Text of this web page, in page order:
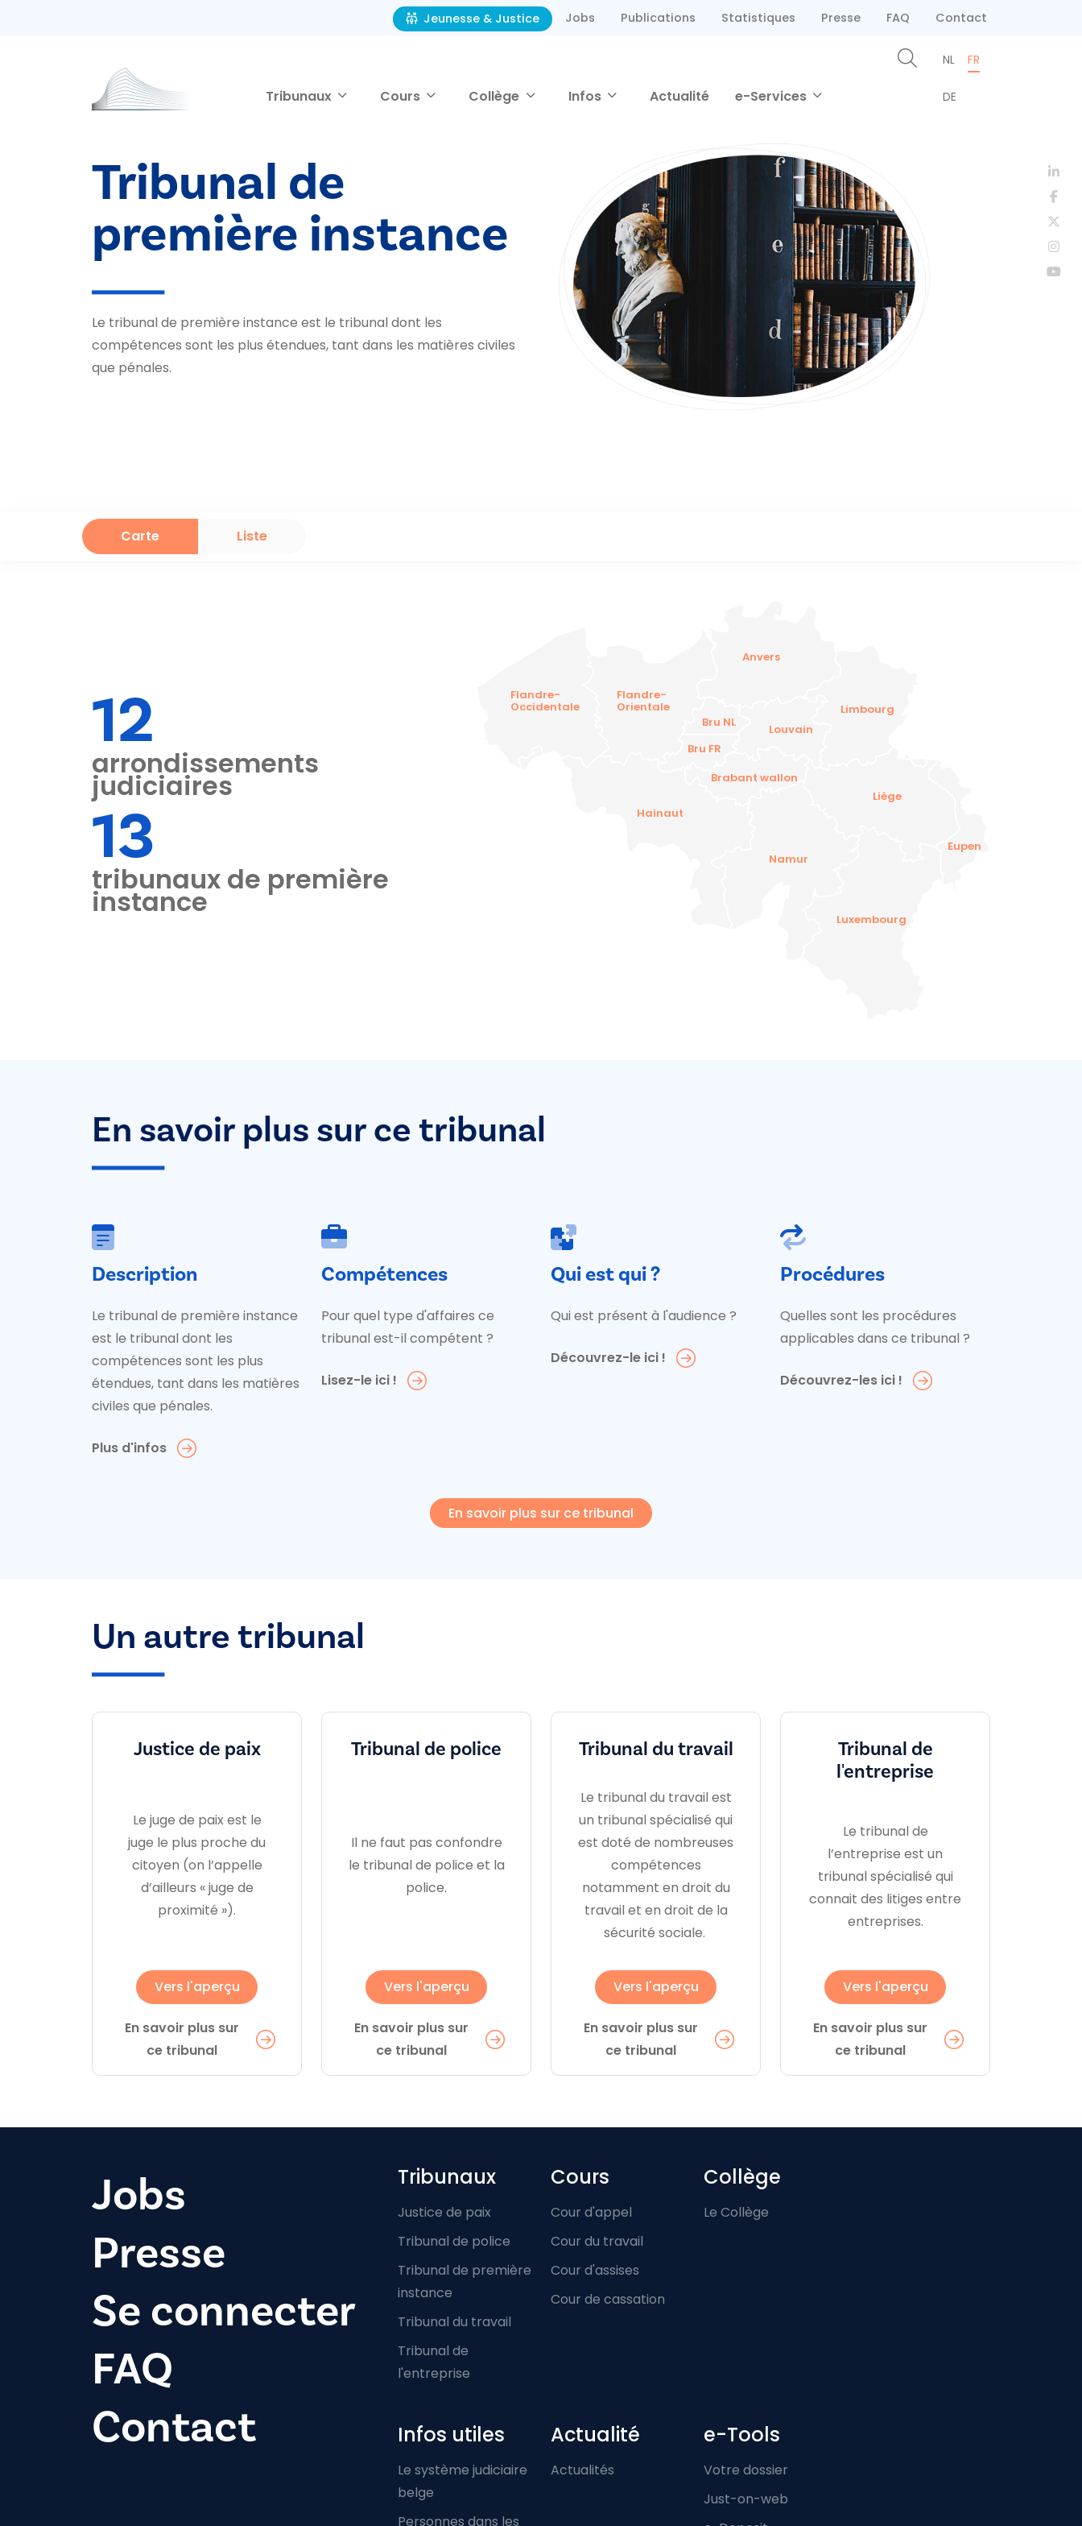
Jeunesse & Justice Jobs Publications Statistiques Presse FAQ Contact
Tribunaux Cours Collège Infos Actualité e-Services
NL FR
DE
Tribunal de
première instance
Le tribunal de première instance est le tribunal dont les
compétences sont les plus étendues, tant dans les matières civiles
que pénales.
Carte Liste
12
arrondissements
judiciaires
13
tribunaux de première
instance
Flandre-
Occidentale
Flandre-
Orientale
Anvers
Louvain
Limbourg
Bru NL
Bru FR
Brabant wallon
Hainaut
Namur
Liège
Luxembourg
Eupen
En savoir plus sur ce tribunal
Description
Le tribunal de première instance
est le tribunal dont les
compétences sont les plus
étendues, tant dans les matières
civiles que pénales.
Plus d'infos
Compétences
Pour quel type d'affaires ce
tribunal est-il compétent ?
Lisez-le ici !
Qui est qui ?
Qui est présent à l'audience ?
Découvrez-le ici !
Procédures
Quelles sont les procédures
applicables dans ce tribunal ?
Découvrez-les ici !
En savoir plus sur ce tribunal
Un autre tribunal
Justice de paix
Le juge de paix est le
juge le plus proche du
citoyen (on l’appelle
d’ailleurs « juge de
proximité »).
Vers l'aperçu
En savoir plus sur
ce tribunal
Tribunal de police
Il ne faut pas confondre
le tribunal de police et la
police.
Vers l'aperçu
En savoir plus sur
ce tribunal
Tribunal du travail
Le tribunal du travail est
un tribunal spécialisé qui
est doté de nombreuses
compétences
notamment en droit du
travail et en droit de la
sécurité sociale.
Vers l'aperçu
En savoir plus sur
ce tribunal
Tribunal de
l'entreprise
Le tribunal de
l’entreprise est un
tribunal spécialisé qui
connait des litiges entre
entreprises.
Vers l'aperçu
En savoir plus sur
ce tribunal
Jobs
Presse
Se connecter
FAQ
Contact
Footer-menu
Tribunaux
Justice de paix
Tribunal de police
Tribunal de première
instance
Tribunal du travail
Tribunal de
l'entreprise
Cours
Cour d'appel
Cour du travail
Cour d'assises
Cour de cassation
Collège
Le Collège
Infos utiles
Le système judiciaire
belge
Personnes dans les
Actualité
Actualités
e-Tools
Votre dossier
Just-on-web